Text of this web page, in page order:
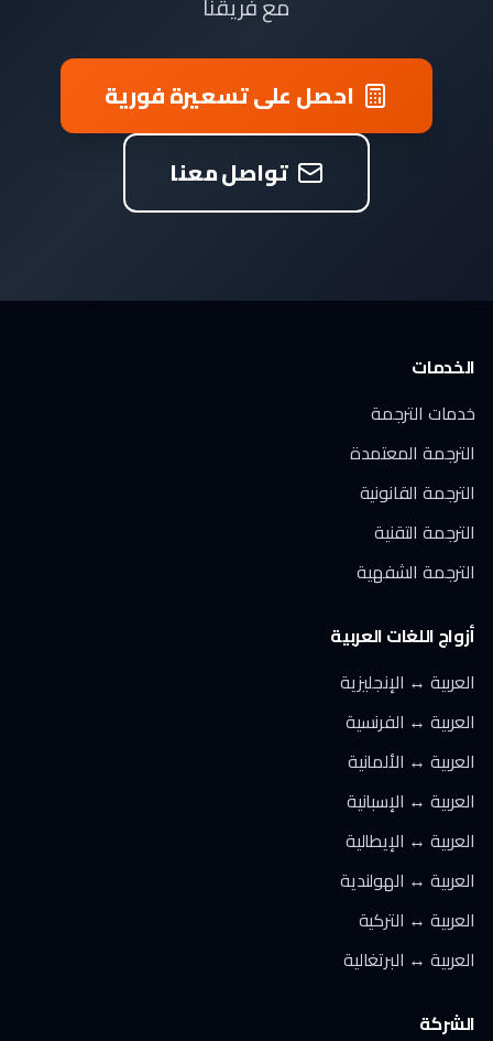
احصل على تسعيرة فورية
تواصل معنا
الخدمات
خدمات الترجمة
الترجمة المعتمدة
الترجمة القانونية
الترجمة التقنية
الترجمة الشفهية
أزواج اللغات العربية
العربية ↔ الإنجليزية
العربية ↔ الفرنسية
العربية ↔ الألمانية
العربية ↔ الإسبانية
العربية ↔ الإيطالية
العربية ↔ الهولندية
العربية ↔ التركية
العربية ↔ البرتغالية
الشركة